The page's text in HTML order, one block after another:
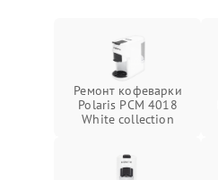
Ремонт кофеварки
Polaris PCM 4018
White collection